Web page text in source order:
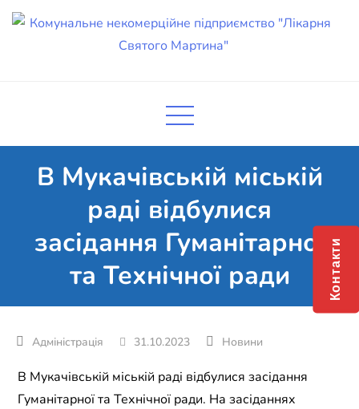
Skip
підприємство "Лікарня Святого
В Мукачівській міській
раді відбулися
засідання Гуманітарної
та Технічної ради
31.10.2023 Новини
В Мукачівській міській раді відбулися засідання
Гуманітарної та Технічної ради. На засіданнях
Контакти